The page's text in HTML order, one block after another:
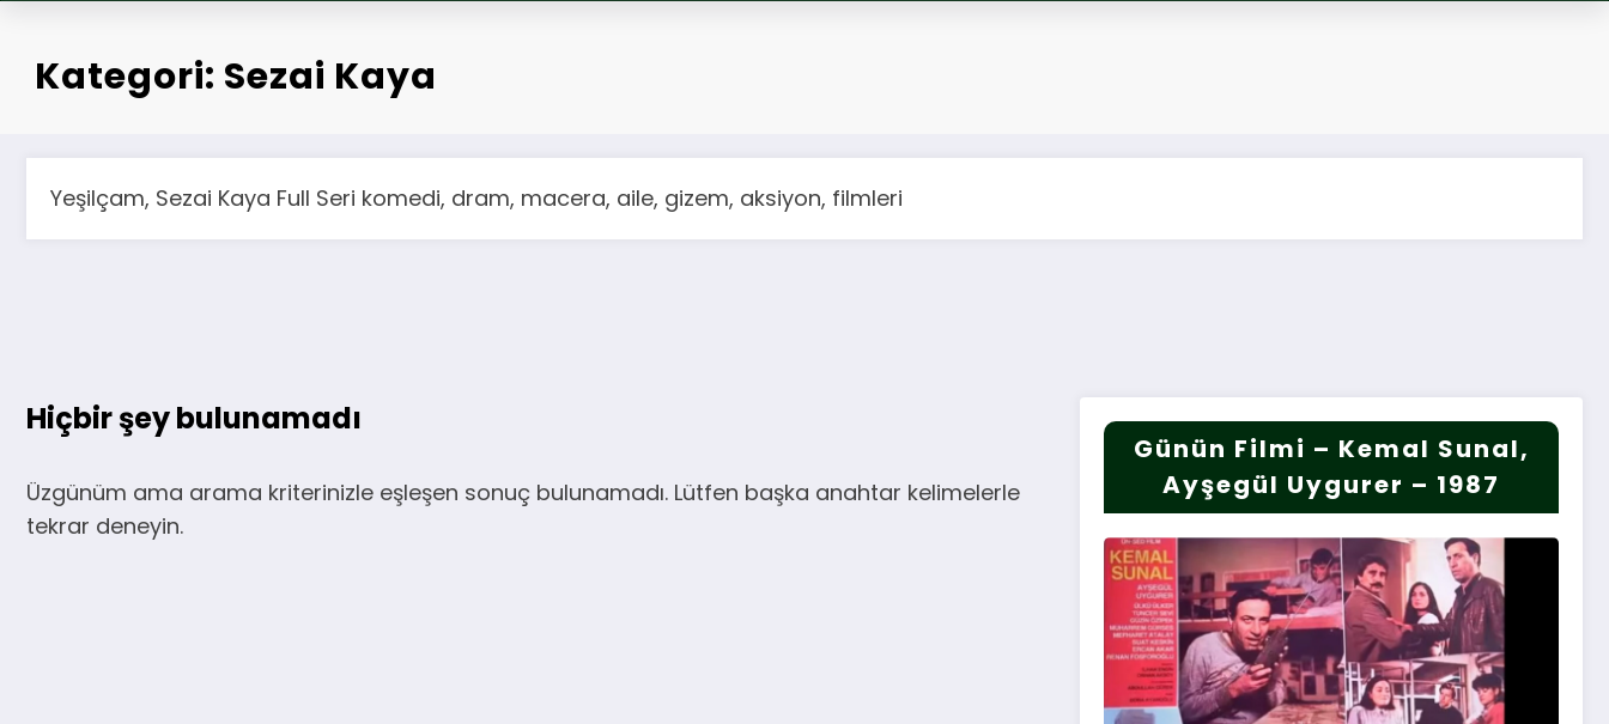
Kategori: Sezai Kaya
Yeşilçam, Sezai Kaya Full Seri komedi, dram, macera, aile, gizem, aksiyon, filmleri
Hiçbir şey bulunamadı
Üzgünüm ama arama kriterinizle eşleşen sonuç bulunamadı. Lütfen başka anahtar kelimelerle
tekrar deneyin.
Günün Filmi – Kemal Sunal,
Ayşegül Uygurer – 1987